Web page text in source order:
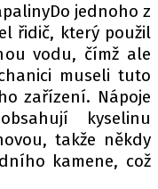
je
118 23 054
jednoho z
řidič, který použil
vodu, čímž ale
museli tuto
zařízení. Nápoje
kyselinu
takže někdy
kamene, což